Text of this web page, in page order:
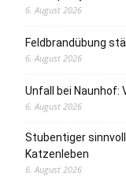
6. August 2026
Feldbrandübung
6. August 2026
Unfall bei Naunhof:
6. August 2026
Stubentiger
Katzenleben
6. August 2026